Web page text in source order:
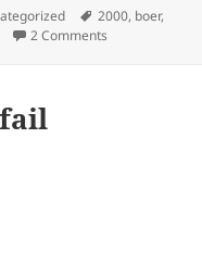
Tags
2000, boer,
2 Comments